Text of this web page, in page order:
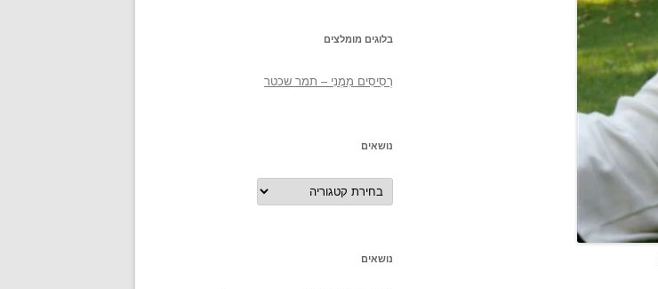
בלוגים מומלצים
רְסִיסִים מִמֶנִי – תמר שכטר
נושאים
נושאים
נושאים